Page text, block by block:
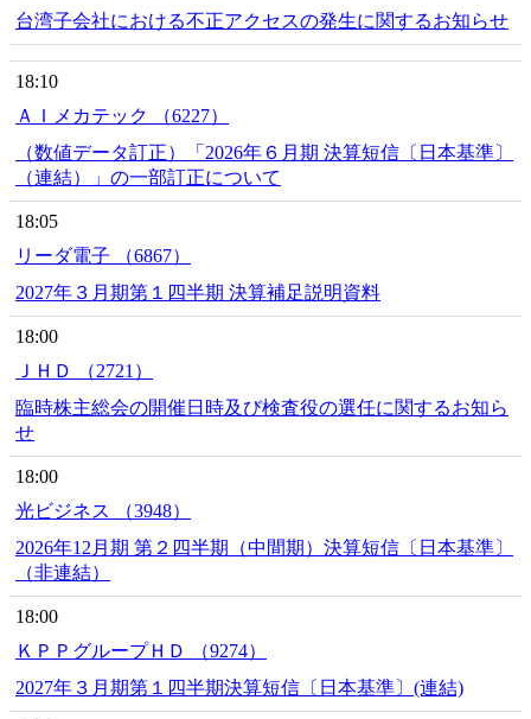
台湾子会社における不正アクセスの発生に関するお知らせ
18:10
ＡＩメカテック （6227）
（数値データ訂正）「2026年６月期 決算短信〔日本基準〕
（連結）」の一部訂正について
18:05
リーダ電子 （6867）
2027年３月期第１四半期 決算補足説明資料
18:00
ＪＨＤ （2721）
臨時株主総会の開催日時及び検査役の選任に関するお知ら
せ
18:00
光ビジネス （3948）
2026年12月期 第２四半期（中間期）決算短信〔日本基準〕
（非連結）
18:00
ＫＰＰグループＨＤ （9274）
2027年３月期第１四半期決算短信〔日本基準〕(連結)